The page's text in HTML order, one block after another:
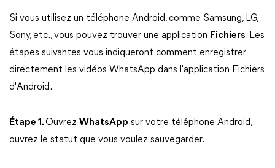
Si vous utilisez un téléphone Android, comme Samsung, LG,
Sony, etc., vous pouvez trouver une application Fichiers. Les
étapes suivantes vous indiqueront comment enregistrer
directement les vidéos WhatsApp dans l'application Fichiers
d'Android.
Étape 1.Ouvrez WhatsApp sur votre téléphone Android,
ouvrez le statut que vous voulez sauvegarder.